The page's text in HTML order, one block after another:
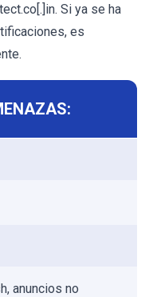
Si ya se ha
es
anuncios no